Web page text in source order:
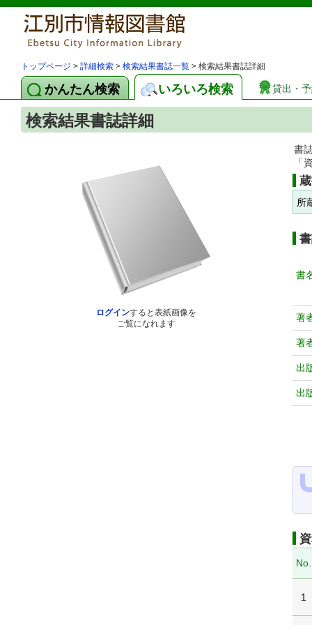
トップページ > 詳細検索 > 検索結果書誌一覧 > 検索結果書誌詳細
かんたん検索 いろいろ検索 貸出・
検索結果書誌詳細
ログインすると表紙画像を
ご覧になれます
書
「
所
書
著
著
出
出
No.
1